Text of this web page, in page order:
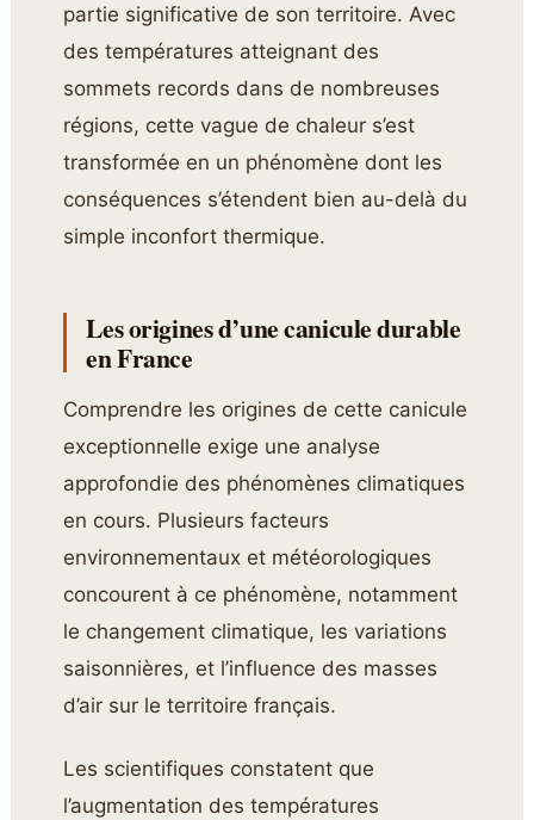
partie significative de son territoire. Avec
des températures atteignant des
sommets records dans de nombreuses
régions, cette vague de chaleur s’est
transformée en un phénomène dont les
conséquences s’étendent bien au-delà du
simple inconfort thermique.
Les origines d’une canicule durable
en France
Comprendre les origines de cette canicule
exceptionnelle exige une analyse
approfondie des phénomènes climatiques
en cours. Plusieurs facteurs
environnementaux et météorologiques
concourent à ce phénomène, notamment
le changement climatique, les variations
saisonnières, et l’influence des masses
d’air sur le territoire français.
Les scientifiques constatent que
l’augmentation des températures